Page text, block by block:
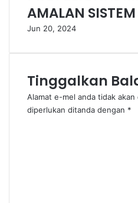
AMALAN
Jun 20, 2024
Tinggalkan
Alamat e-mel anda tidak akan
diperlukan ditanda dengan *